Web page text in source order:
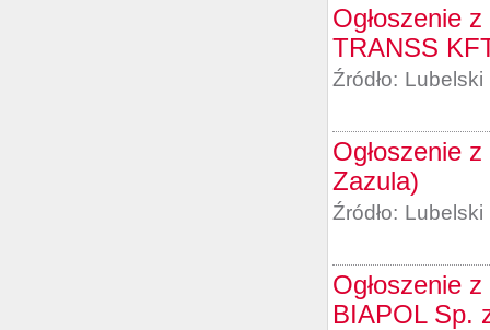
Ogłoszenie
TRANSS
Źródło: Lubelski
Ogłoszenie
Zazula)
Źródło: Lubelski
Ogłoszenie
BIAPOL Sp.